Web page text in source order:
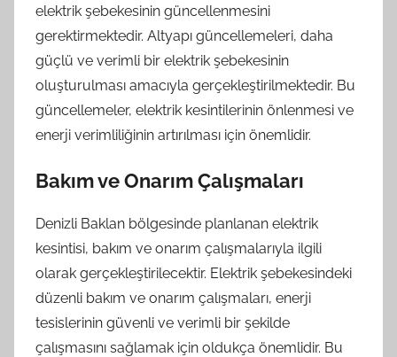
elektrik şebekesinin güncellenmesini
gerektirmektedir. Altyapı güncellemeleri, daha
güçlü ve verimli bir elektrik şebekesinin
oluşturulması amacıyla gerçekleştirilmektedir. Bu
güncellemeler, elektrik kesintilerinin önlenmesi ve
enerji verimliliğinin artırılması için önemlidir.
Bakım ve Onarım Çalışmaları
Denizli Baklan bölgesinde planlanan elektrik
kesintisi, bakım ve onarım çalışmalarıyla ilgili
olarak gerçekleştirilecektir. Elektrik şebekesindeki
düzenli bakım ve onarım çalışmaları, enerji
tesislerinin güvenli ve verimli bir şekilde
çalışmasını sağlamak için oldukça önemlidir. Bu